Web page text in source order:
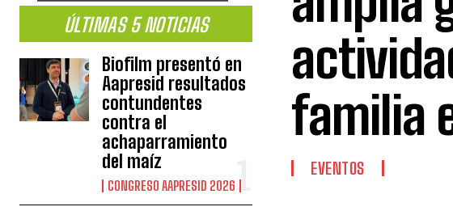
ÚLTIMAS 5 NOTICIAS
Biofilm presentó en
Aapresid resultados
contundentes
contra el
achaparramiento
del maíz
CONGRESO AAPRESID 2026
familia
EVENTOS